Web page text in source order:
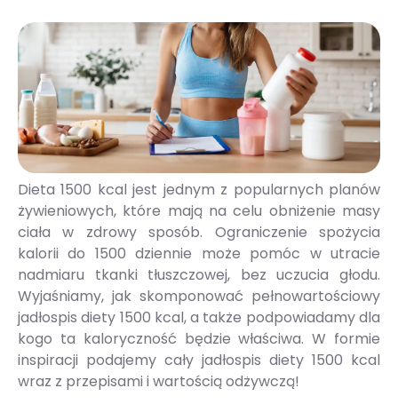
Dieta 1500 kcal jest jednym z popularnych planów
żywieniowych, które mają na celu obniżenie masy
ciała w zdrowy sposób. Ograniczenie spożycia
kalorii do 1500 dziennie może pomóc w utracie
nadmiaru tkanki tłuszczowej, bez uczucia głodu.
Wyjaśniamy, jak skomponować pełnowartościowy
jadłospis diety 1500 kcal, a także podpowiadamy dla
kogo ta kaloryczność będzie właściwa. W formie
inspiracji podajemy cały jadłospis diety 1500 kcal
wraz z przepisami i wartością odżywczą!